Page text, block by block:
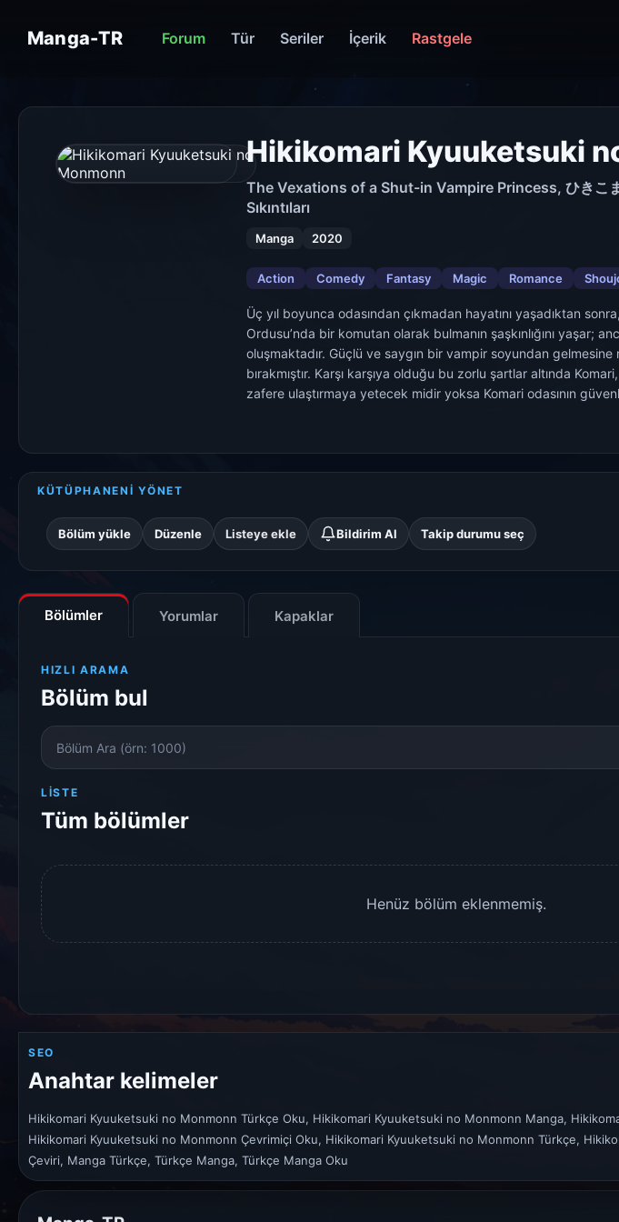
Manga-TR Forum Tür Seriler İçerik Rastgele
Hikikomari Kyuuketsuki
The Vexations of a Shut-in Vampire Princess, ひきこ
Sıkıntıları
Manga 2020
Action Comedy Fantasy Magic Romance
Üç yıl boyunca odasından çıkmadan hayatını yaşadıktan
Ordusu’nda bir komutan olarak bulmanın şaşkınlığını
oluşmaktadır. Güçlü ve saygın bir vampir soyundan
bırakmıştır. Karşı karşıya olduğu bu zorlu şartlar altında
zafere ulaştırmaya yetecek midir yoksa Komari odasının
KÜTÜPHANENİ YÖNET
Bölüm yükle Düzenle Listeye ekle Bildirim Al Takip durumu seç
Bölümler Yorumlar Kapaklar
HIZLI ARAMA
Bölüm bul
Bölüm
Numarası
LISTE
Tüm bölümler
Henüz bölüm eklenmemiş.
SEO
Anahtar kelimeler
Hikikomari Kyuuketsuki no Monmonn Türkçe Oku, Hikikomari Kyuuketsuki no Monmonn Manga,
Hikikomari Kyuuketsuki no Monmonn Çevrimiçi Oku, Hikikomari Kyuuketsuki no Monmonn Türkçe,
Çeviri, Manga Türkçe, Türkçe Manga, Türkçe Manga Oku